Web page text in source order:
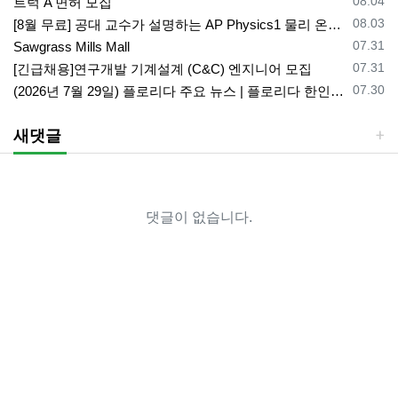
등록일
08.03
[8월 무료] 공대 교수가 설명하는 AP Physics1 물리 온라인 강의
등록일
07.31
Sawgrass Mills Mall
등록일
07.31
[긴급채용]연구개발 기계설계 (C&C) 엔지니어 모집
등록일
07.30
(2026년 7월 29일) 플로리다 주요 뉴스 | 플로리다 한인 닷컴
새댓글
댓글이 없습니다.